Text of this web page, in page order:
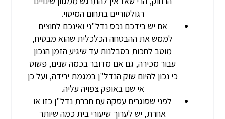
רגולטוריים בתחום המיסוי.
אם יש בידכם נכס נדל"ני ואינכם לחוצים
לממש את ההבטחה הכלכלית שהוא מבטיח,
מוטב לחכות בסבלנות עד שיגיע הזמן הנכון
עבור מכירה, גם אם מדובר בכמה שנים, פשוט
כי נכון להיום שוק הנדל"ן במגמת ירידה, ועל כן
אי שם באופק צפויה עליה.
לפני שסוגרים עסקה עם חברת נדל"ן כזו או
אחרת, יש לערוך שיעורי בית כמה שיותר